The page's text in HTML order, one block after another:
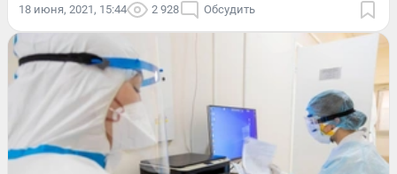
18 июня, 2021, 15:44 2 928 Обсудить